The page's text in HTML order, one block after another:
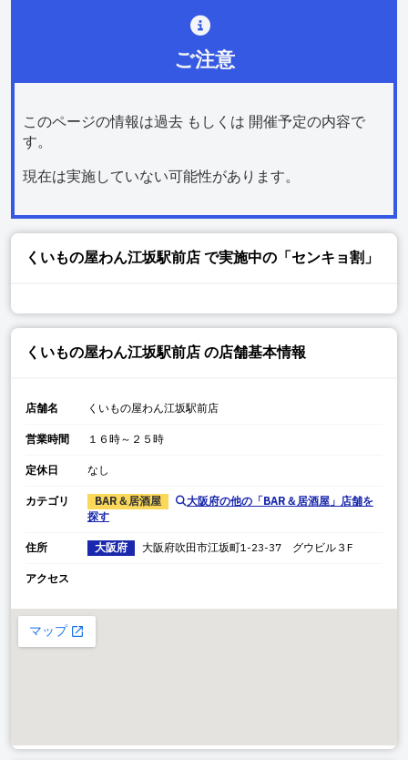
ご注意
このページの情報は過去 もしくは 開催予定の内容で
す。
現在は実施していない可能性があります。
くいもの屋わん江坂駅前店 で実施中の「センキョ割」
くいもの屋わん江坂駅前店 の店舗基本情報
店舗名 くいもの屋わん江坂駅前店
営業時間 １６時～２５時
定休日 なし
カテゴリ BAR＆居酒屋 大阪府の他の「BAR＆居酒屋 」店舗を
探す
住所 大阪府 大阪府吹田市江坂町1-23-37 グウビル３F
アクセス